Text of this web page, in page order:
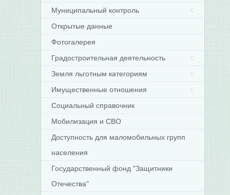
Муниципальный контроль
Открытые данные
Фотогалерея
Градостроительная деятельность
Земля льготным категориям
Имущественные отношения
Социальный справочник
Мобилизация и СВО
Доступность для маломобильных групп
населения
Государственный фонд "Защитники
Отечества"